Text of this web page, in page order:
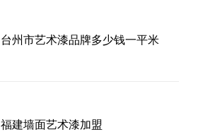
房屋装修设计，艺术涂料有效除
醛
台州市艺术漆品牌多少钱一平米
福建墙面艺术漆加盟